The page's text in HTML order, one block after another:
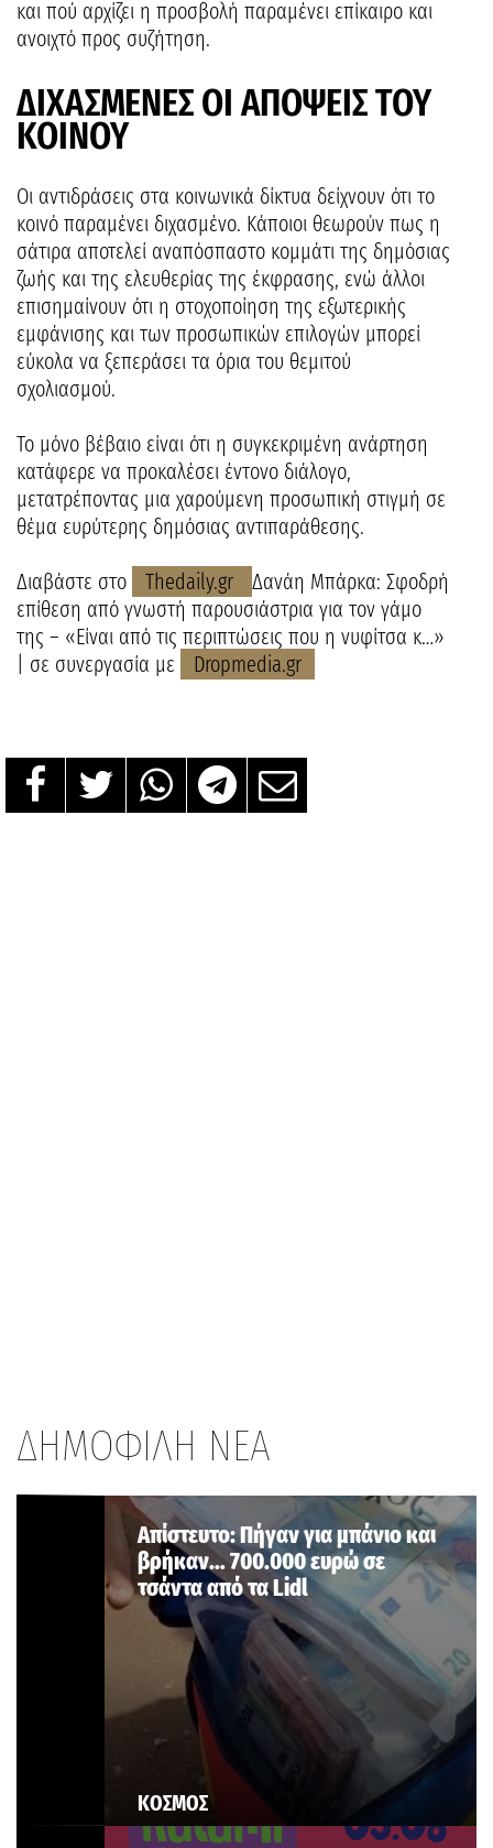
και πού αρχίζει η προσβολή παραμένει επίκαιρο και
ανοιχτό προς συζήτηση.
ΔΙΧΑΣΜΕΝΕΣ ΟΙ ΑΠΟΨΕΙΣ ΤΟΥ
ΚΟΙΝΟΥ
Οι αντιδράσεις στα κοινωνικά δίκτυα δείχνουν ότι το
κοινό παραμένει διχασμένο. Κάποιοι θεωρούν πως η
σάτιρα αποτελεί αναπόσπαστο κομμάτι της δημόσιας
ζωής και της ελευθερίας της έκφρασης, ενώ άλλοι
επισημαίνουν ότι η στοχοποίηση της εξωτερικής
εμφάνισης και των προσωπικών επιλογών μπορεί
εύκολα να ξεπεράσει τα όρια του θεμιτού
σχολιασμού.
Το μόνο βέβαιο είναι ότι η συγκεκριμένη ανάρτηση
κατάφερε να προκαλέσει έντονο διάλογο,
μετατρέποντας μια χαρούμενη προσωπική στιγμή σε
θέμα ευρύτερης δημόσιας αντιπαράθεσης.
Διαβάστε στο Thedaily.gr
Δανάη Μπάρκα: Σφοδρή
επίθεση από γνωστή παρουσιάστρια για τον γάμο
της – «Είναι από τις περιπτώσεις που η νυφίτσα κ…»
| σε συνεργασία με
Dropmedia.gr
ΔΗΜΟΦΙΛΗ ΝΕΑ
ΚΟΣΜΟΣ
Aπίστευτο: Πήγαν για μπάνιο και
βρήκαν… 700.000 ευρώ σε
τσάντα από τα Lidl